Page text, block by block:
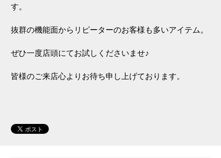
す。
抜群の機能面からリピーターのお客様も多いアイテム。
ぜひ一度店頭にてお試しくださいませ♪
皆様のご来店心よりお待ち申し上げております。